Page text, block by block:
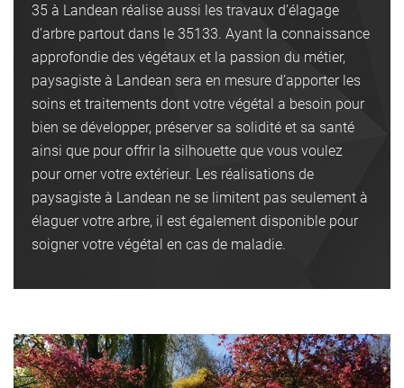
35 à Landean réalise aussi les travaux d’élagage
d’arbre partout dans le 35133. Ayant la connaissance
approfondie des végétaux et la passion du métier,
paysagiste à Landean sera en mesure d’apporter les
soins et traitements dont votre végétal a besoin pour
bien se développer, préserver sa solidité et sa santé
ainsi que pour offrir la silhouette que vous voulez
pour orner votre extérieur. Les réalisations de
paysagiste à Landean ne se limitent pas seulement à
élaguer votre arbre, il est également disponible pour
soigner votre végétal en cas de maladie.